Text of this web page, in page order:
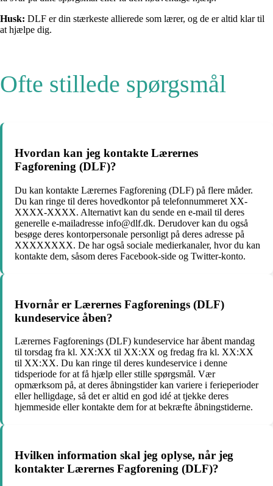
Husk: DLF er din stærkeste allierede som lærer, og de er altid klar til
at hjælpe dig.
Ofte stillede spørgsmål
Hvordan kan jeg kontakte Lærernes
Fagforening (DLF)?
Du kan kontakte Lærernes Fagforening (DLF) på flere måder.
Du kan ringe til deres hovedkontor på telefonnummeret XX-
XXXX-XXXX. Alternativt kan du sende en e-mail til deres
generelle e-mailadresse info@dlf.dk. Derudover kan du også
besøge deres kontorpersonale personligt på deres adresse på
XXXXXXXX. De har også sociale medierkanaler, hvor du kan
kontakte dem, såsom deres Facebook-side og Twitter-konto.
Hvornår er Lærernes Fagforenings (DLF)
kundeservice åben?
Lærernes Fagforenings (DLF) kundeservice har åbent mandag
til torsdag fra kl. XX:XX til XX:XX og fredag fra kl. XX:XX
til XX:XX. Du kan ringe til deres kundeservice i denne
tidsperiode for at få hjælp eller stille spørgsmål. Vær
opmærksom på, at deres åbningstider kan variere i ferieperioder
eller helligdage, så det er altid en god idé at tjekke deres
hjemmeside eller kontakte dem for at bekræfte åbningstiderne.
Hvilken information skal jeg oplyse, når jeg
kontakter Lærernes Fagforening (DLF)?